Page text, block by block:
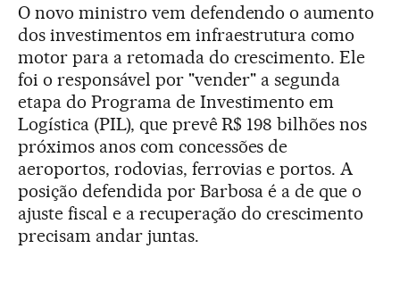
O novo ministro vem defendendo o aumento
dos investimentos em infraestrutura como
motor para a retomada do crescimento. Ele
foi o responsável por "vender" a segunda
etapa do Programa de Investimento em
Logística (PIL), que prevê R$ 198 bilhões nos
próximos anos com concessões de
aeroportos, rodovias, ferrovias e portos. A
posição defendida por Barbosa é a de que o
ajuste fiscal e a recuperação do crescimento
precisam andar juntas.